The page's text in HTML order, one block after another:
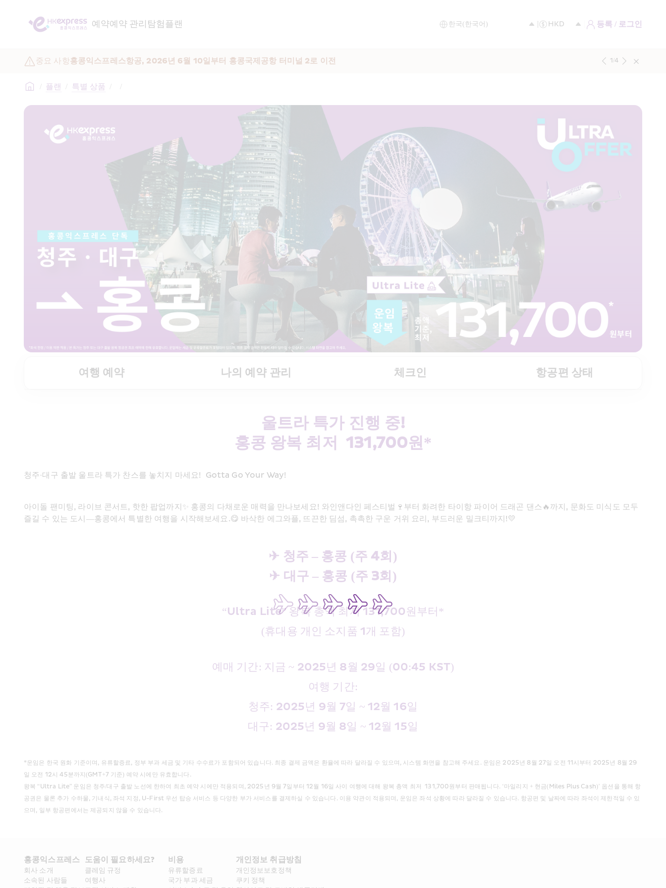
예약예약 관리 탐험플랜 등록 / 로그인
중요 사항홍콩익스프레스항공, 2026년 6월 10일부터 홍콩국제공항 터미널 2로 이전 1/4
/ 플랜 / 특별 상품 / /
여행 예약 나의 예약 관리 체크인 항공편 상태
울트라 특가 진행 중!
홍콩 왕복 최저  131,700원*
청주·대구 출발 울트라 특가 찬스를 놓치지 마세요!  Gotta Go Your Way!
아이돌 팬미팅, 라이브 콘서트, 핫한 팝업까지✨ 홍콩의 다채로운 매력을 만나보세요! 와인앤다인 페스티벌🍷부터 화려한 타이항 파이어 드래곤 댄스🔥까지, 문화도 미식도 모두
즐길 수 있는 도시—홍콩에서 특별한 여행을 시작해보세요.😋 바삭한 에그와플, 뜨끈한 딤섬, 촉촉한 구운 거위 요리, 부드러운 밀크티까지!💛
✈ 청주 – 홍콩 (주 4회)
✈ 대구 – 홍콩 (주 3회)
“Ultra Lite” 왕복 총액 최저 131,700원부터*
(휴대용 개인 소지품 1개 포함)
예매 기간: 지금 ~ 2025년 8월 29일 (00:45 KST)
여행 기간:
청주: 2025년 9월 7일 ~ 12월 16일
대구: 2025년 9월 8일 ~ 12월 15일
*운임은 한국 원화 기준이며, 유류할증료, 정부 부과 세금 및 기타 수수료가 포함되어 있습니다. 최종 결제 금액은 환율에 따라 달라질 수 있으며, 시스템 화면을 참고해 주세요. 운임은 2025년 8월 27일 오전 11시부터 2025년 8월 29
일 오전 12시 45분까지(GMT+7 기준) 예약 시에만 유효합니다.
왕복 “Ultra Lite” 운임은 청주/대구 출발 노선에 한하여 최초 예약 시에만 적용되며, 2025년 9월 7일부터 12월 16일 사이 여행에 대해 왕복 총액 최저  131,700원부터 판매됩니다. ‘마일리지 + 현금(Miles Plus Cash)’ 옵션을 통해 항
공권은 물론 추가 수하물, 기내식, 좌석 지정, U-First 우선 탑승 서비스 등 다양한 부가 서비스를 결제하실 수 있습니다. 이용 약관이 적용되며, 운임은 좌석 상황에 따라 달라질 수 있습니다. 항공편 및 날짜에 따라 좌석이 제한적일 수 있
으며, 일부 항공편에서는 제공되지 않을 수 있습니다.
홍콩익스프레스​
회사 소개​
소속된 사람들
도움이 필요하세요?
클레임 규정
여행사
비용
유류할증료
국가 부과 세금
개인정보 취급방침
개인정보보호정책
쿠키 정책